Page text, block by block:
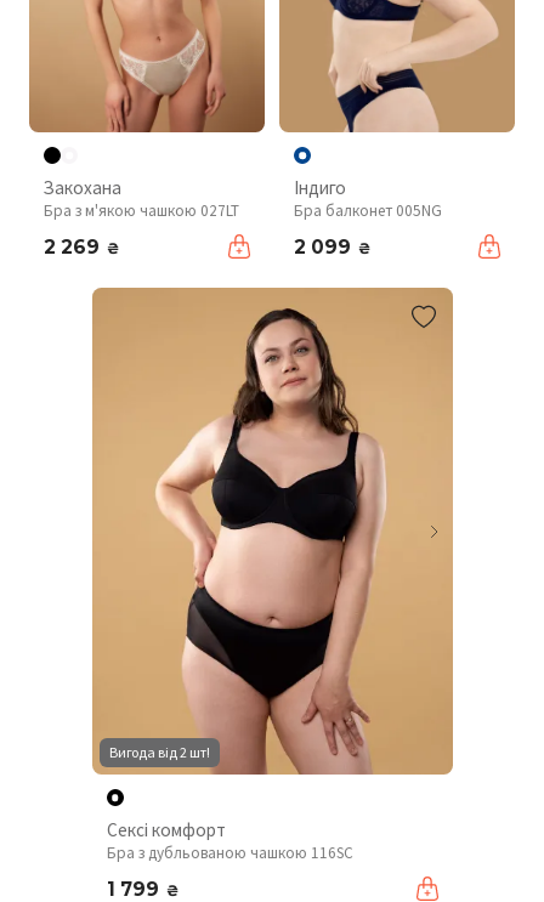
Закохана
Бра з м'якою чашкою 027LT
2 269 ₴
Індиго
Бра балконет 005NG
2 099 ₴
Вигода від 2 шт!
Сексі комфорт
Бра з дубльованою чашкою 116SC
1 799 ₴